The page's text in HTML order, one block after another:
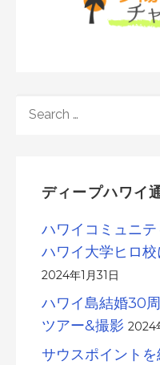
FOR:
ディープハワイ
ハワイコミュニ
ハワイ大学ヒロ校
2024年1月31日
ハワイ島結婚30
ツアー&撮影 2024
サウスポイント